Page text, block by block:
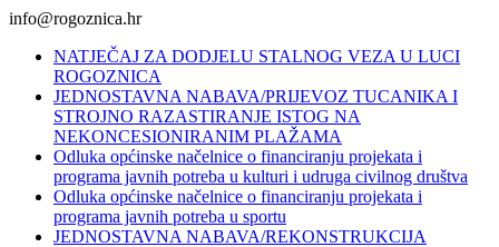
info@rogoznica.hr
NATJEČAJ ZA DODJELU STALNOG VEZA U LUCI
ROGOZNICA
JEDNOSTAVNA NABAVA/PRIJEVOZ TUCANIKA I
STROJNO RAZASTIRANJE ISTOG NA
NEKONCESIONIRANIM PLAŽAMA
Odluka općinske načelnice o financiranju projekata i
programa javnih potreba u kulturi i udruga civilnog društva
Odluka općinske načelnice o financiranju projekata i
programa javnih potreba u sportu
JEDNOSTAVNA NABAVA/REKONSTRUKCIJA